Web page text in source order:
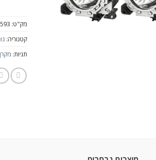
מק"ט:
קטגוריה:
תגיות: מקרן